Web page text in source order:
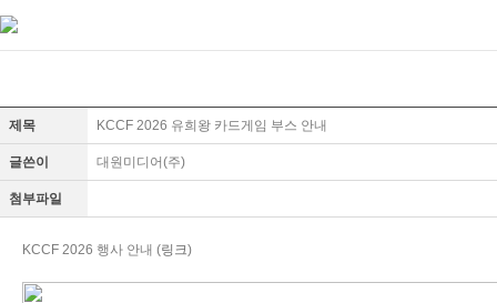
제목 KCCF 2026 유희왕 카드게임 부스 안내
글쓴이 대원미디어(주)
첨부파일
KCCF 2026 행사 안내 (링크)